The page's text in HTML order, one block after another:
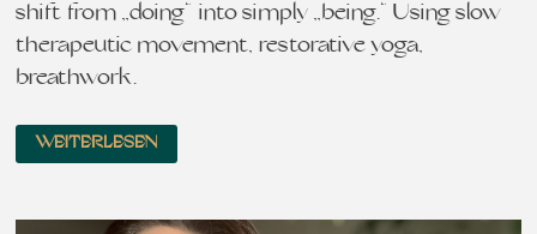
shift from „doing“ into simply „being.“ Using slow
therapeutic movement, restorative yoga,
breathwork…
WEITERLESEN